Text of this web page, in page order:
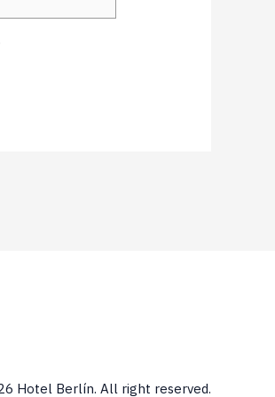
Hotel Berlín. All right reserved.